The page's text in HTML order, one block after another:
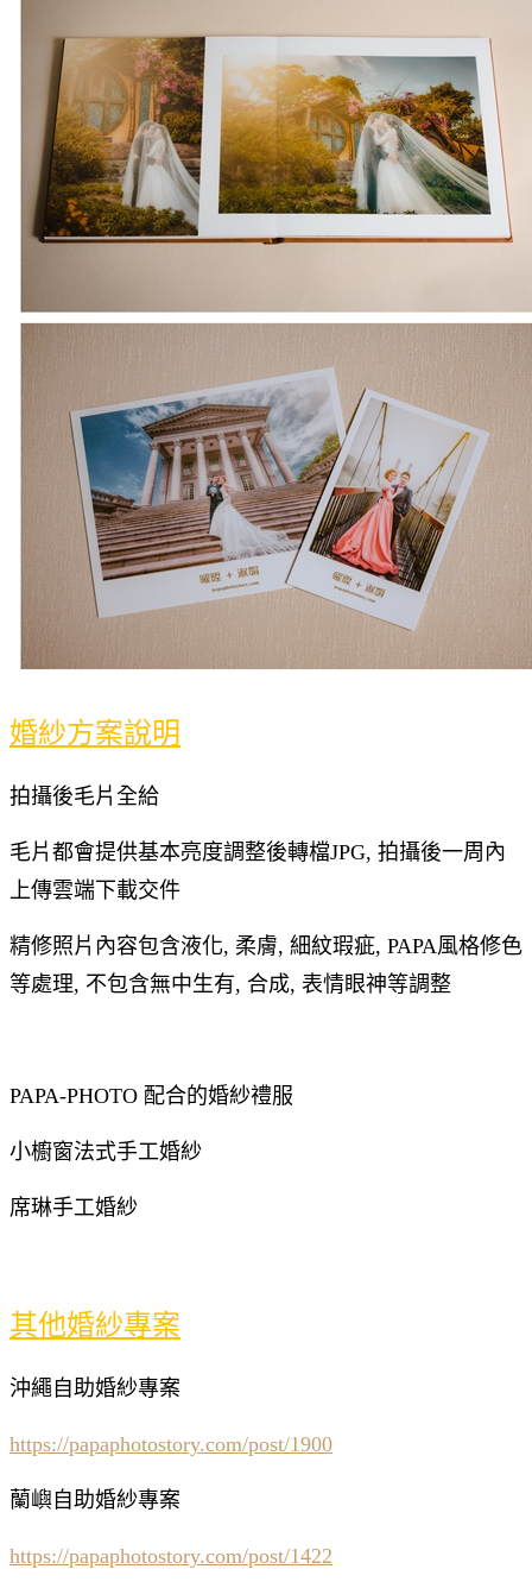
婚紗方案說明
拍攝後毛片全給
毛片都會提供基本亮度調整後轉檔JPG, 拍攝後一周內
上傳雲端下載交件
精修照片內容包含液化, 柔膚, 細紋瑕疵, PAPA風格修色
等處理, 不包含無中生有, 合成, 表情眼神等調整
PAPA-PHOTO 配合的婚紗禮服
小櫥窗法式手工婚紗
席琳手工婚紗
其他婚紗專案
沖繩自助婚紗專案
https://papaphotostory.com/post/1900
蘭嶼自助婚紗專案
https://papaphotostory.com/post/1422